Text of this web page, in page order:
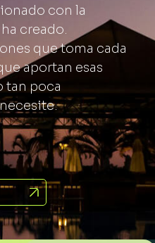
con la
creado.
que toma cada
aportan esas
tan poca